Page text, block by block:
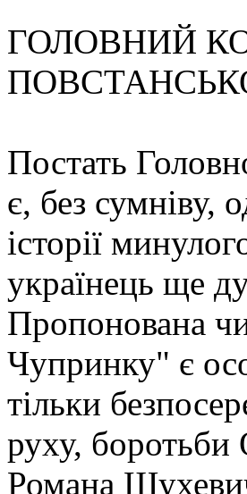
ГОЛОВНИЙ
Постать
є, без сумніву,
історії
українець ще
Пропонована
Чупринку" є
тільки
руху,
Романа